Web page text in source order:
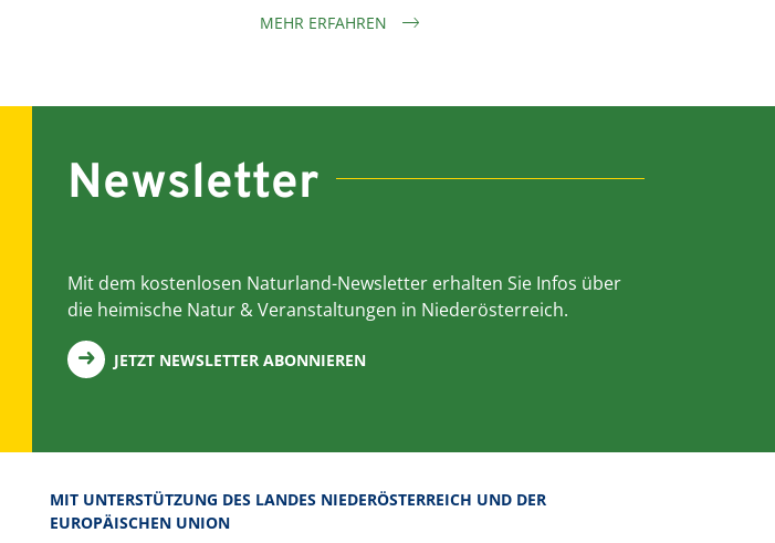
MEHR ERFAHREN
Newsletter
Mit dem kostenlosen Naturland-Newsletter erhalten Sie Infos über
die heimische Natur & Veranstaltungen in Niederösterreich.
JETZT NEWSLETTER ABONNIEREN
MIT UNTERSTÜTZUNG DES LANDES NIEDERÖSTERREICH UND DER
EUROPÄISCHEN UNION